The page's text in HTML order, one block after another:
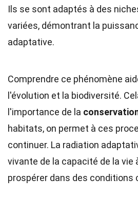
Ils se sont adaptés à des
variées, démontrant la
adaptative.
Comprendre ce phénomène
l'évolution et la biodiversité.
l'importance de la
habitats, on permet à ces
continuer. La radiation
vivante de la capacité de la vie
prospérer dans des conditions